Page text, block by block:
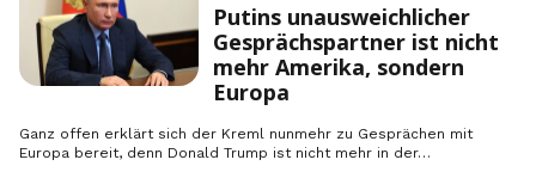
Putins unausweichlicher
Gesprächspartner ist nicht
mehr Amerika, sondern
Europa
Ganz offen erklärt sich der Kreml nunmehr zu Gesprächen mit
Europa bereit, denn Donald Trump ist nicht mehr in der…